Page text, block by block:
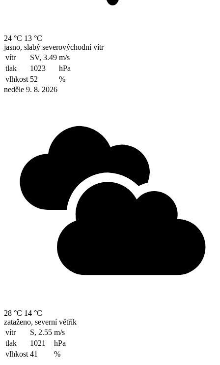
24 °C 13 °C
jasno, slabý severovýchodní vítr
vítr
SV, 3.49 m/s
tlak
1023
hPa
vlhkost 52
%
neděle 9. 8. 2026
28 °C 14 °C
zataženo, severní větřík
vítr
S, 2.55 m/s
tlak
1021
hPa
vlhkost 41 %